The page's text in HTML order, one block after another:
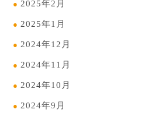
2025年2月
2025年1月
2024年12月
2024年11月
2024年10月
2024年9月